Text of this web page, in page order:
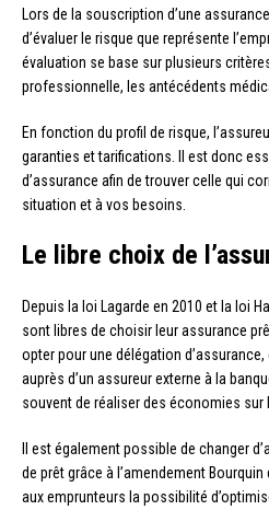
Lors de la souscription d’une
d’évaluer le risque que représente
évaluation se base sur plusieurs
professionnelle, les antécédents
En fonction du profil de risque,
garanties et tarifications. Il est donc
d’assurance afin de trouver celle qui
situation et à vos besoins.
Le libre choix de
Depuis la loi Lagarde en 2010 et la loi
sont libres de choisir leur assurance
opter pour une délégation
auprès d’un assureur externe à la
souvent de réaliser des économies sur
Il est également possible de changer
de prêt grâce à l’amendement
aux emprunteurs la possibilité